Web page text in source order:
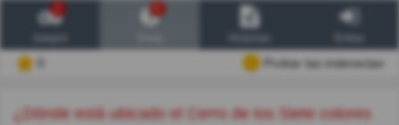
2
Probar las inderectas
¿Dónde está ubicado el Cerro de los Siete colores